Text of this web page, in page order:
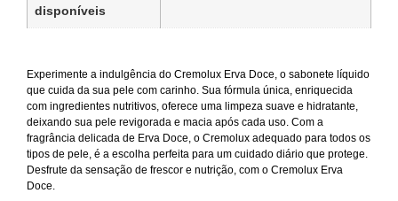
disponíveis
Experimente a indulgência do Cremolux Erva Doce, o sabonete líquido
que cuida da sua pele com carinho. Sua fórmula única, enriquecida
com ingredientes nutritivos, oferece uma limpeza suave e hidratante,
deixando sua pele revigorada e macia após cada uso. Com a
fragrância delicada de Erva Doce, o Cremolux adequado para todos os
tipos de pele, é a escolha perfeita para um cuidado diário que protege.
Desfrute da sensação de frescor e nutrição, com o Cremolux Erva
Doce.